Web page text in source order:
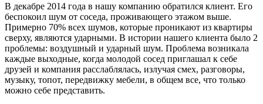
В декабре 2014 года в нашу компанию обратился клиент. Его
беспокоил шум от соседа, проживающего этажом выше.
Примерно 70% всех шумов, которые проникают из квартиры
сверху, являются ударными. В истории нашего клиента было 2
проблемы: воздушный и ударный шум. Проблема возникала
каждые выходные, когда молодой сосед приглашал к себе
друзей и компания расслаблялась, излучая смех, разговоры,
музыку, топот, передвижку мебели, в общем все, что только
можно себе представить.